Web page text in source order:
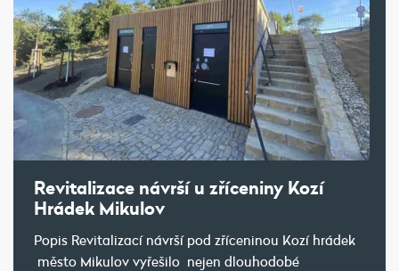
Revitalizace návrší u zříceniny Kozí
Hrádek Mikulov
Popis Revitalizací návrší pod zříceninou Kozí hrádek
město Mikulov vyřešilo nejen dlouhodobé